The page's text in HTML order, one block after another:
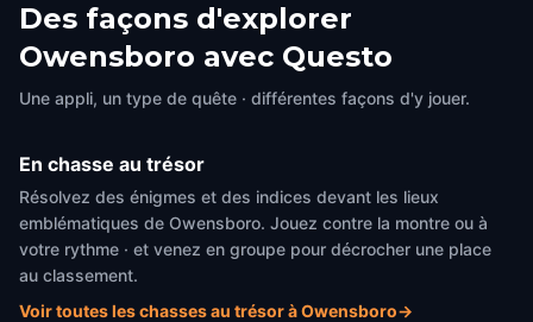
Des façons d'explorer
Owensboro avec Questo
Une appli, un type de quête · différentes façons d'y jouer.
En chasse au trésor
Résolvez des énigmes et des indices devant les lieux
emblématiques de Owensboro. Jouez contre la montre ou à
votre rythme · et venez en groupe pour décrocher une place
au classement.
Voir toutes les chasses au trésor à Owensboro→